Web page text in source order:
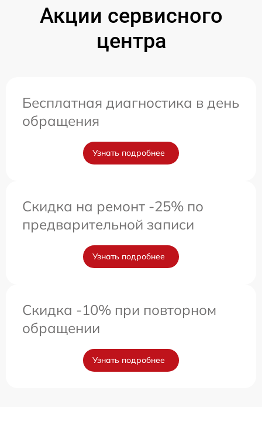
Акции сервисного
центра
Бесплатная диагностика в день
обращения
Узнать подробнее
Скидка на ремонт -25% по
предварительной записи
Узнать подробнее
Скидка -10% при повторном
обращении
Узнать подробнее